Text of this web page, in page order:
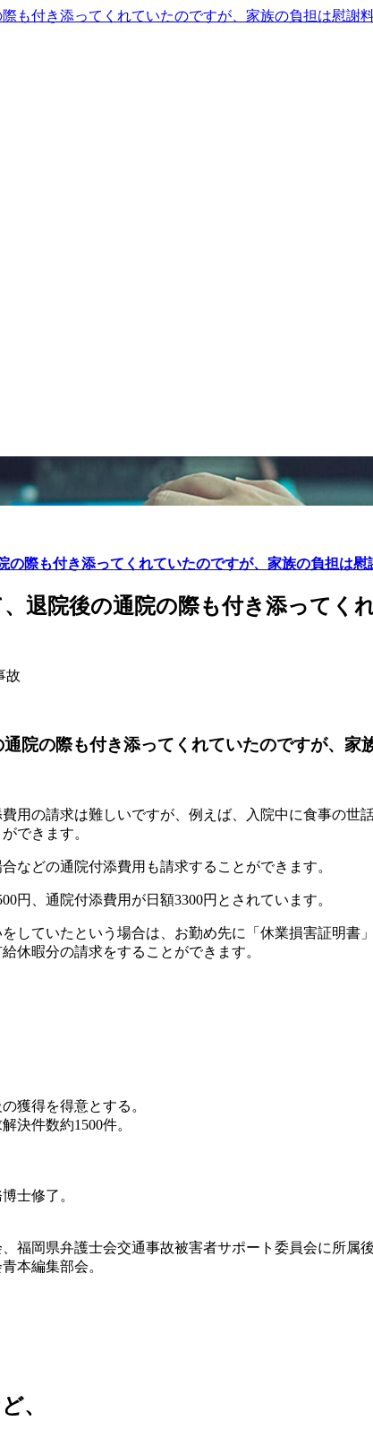
際も付き添ってくれていたのですが、家族の負担は
退院後の通院の際も付き添ってく
故
院の際も付き添ってくれていたのですが、
用の請求は難しいですが、例えば、入院中に食事の世
できます。
などの通院付添費用も請求することができます。
円、通院付添費用が日額3300円とされています。
していたという場合は、お勤め先に「休業損害証明
休暇分の請求をすることができます。
獲得を得意とする。
決件数約1500件。
士修了。
福岡県弁護士会交通事故被害者サポート委員会に所
本編集部会。
、